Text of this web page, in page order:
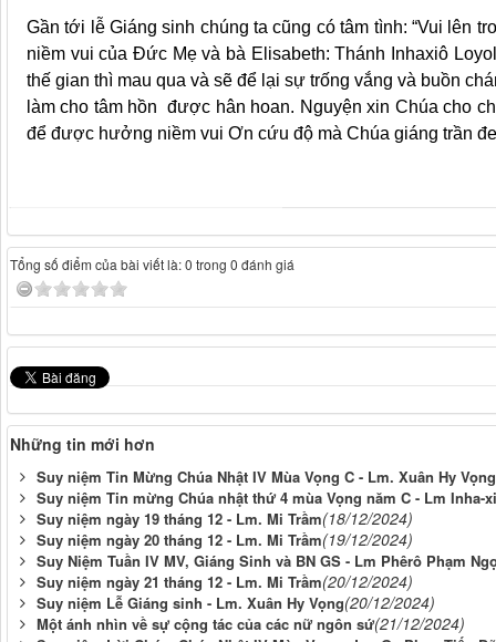
Gần tới lễ Giáng sinh chúng ta cũng có tâm tình: “Vui lên
niềm vui của Đức Mẹ và bà Elisabeth: Thánh Inhaxiô
thế gian thì mau qua và sẽ để lại sự trống vắng và buồn
làm cho tâm hồn được hân hoan. Nguyện xin Chúa cho
để được hưởng niềm vui Ơn cứu độ mà Chúa giáng trần
Tổng số điểm của bài viết là: 0 trong 0 đánh giá
Những tin mới hơn
Suy niệm Tin Mừng Chúa Nhật IV Mùa Vọng C - Lm. Xuân Hy Vọng
Suy niệm Tin mừng Chúa nhật thứ 4 mùa Vọng năm C - Lm Inha-
Suy niệm ngày 19 tháng 12 - Lm. Mi Trầm(18/12/2024)
Suy niệm ngày 20 tháng 12 - Lm. Mi Trầm(19/12/2024)
Suy Niệm Tuần IV MV, Giáng Sinh và BN GS - Lm Phêrô Phạm
Suy niệm ngày 21 tháng 12 - Lm. Mi Trầm(20/12/2024)
Suy niệm Lễ Giáng sinh - Lm. Xuân Hy Vọng(20/12/2024)
Một ánh nhìn về sự cộng tác của các nữ ngôn sứ(21/12/2024)